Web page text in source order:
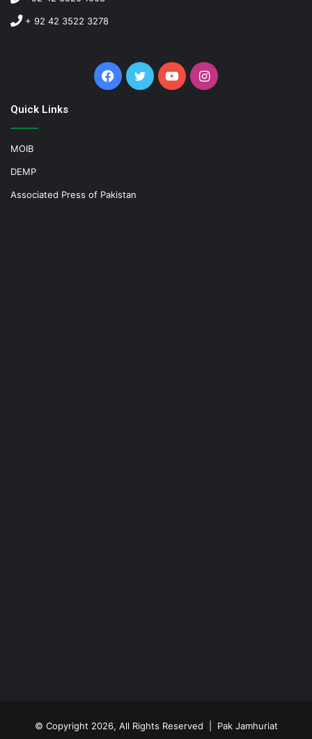
+ 92 42 3522 3278
Facebook
TwitterYouTubeInstagram
Quick Links
MOIB
DEMP
Associated Press of Pakistan
© Copyright 2026, All Rights Reserved | Pak Jamhuriat